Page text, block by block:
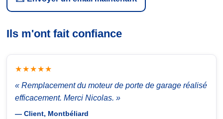
Ils m'ont fait confiance
★★★★★
« Remplacement du moteur de porte de garage réalisé
efficacement. Merci Nicolas. »
— Client, Montbéliard